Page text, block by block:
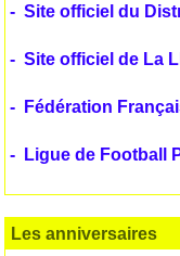
- Site officiel du
- Site officiel de La
- Fédération
- Ligue de Football
Les anniversaires